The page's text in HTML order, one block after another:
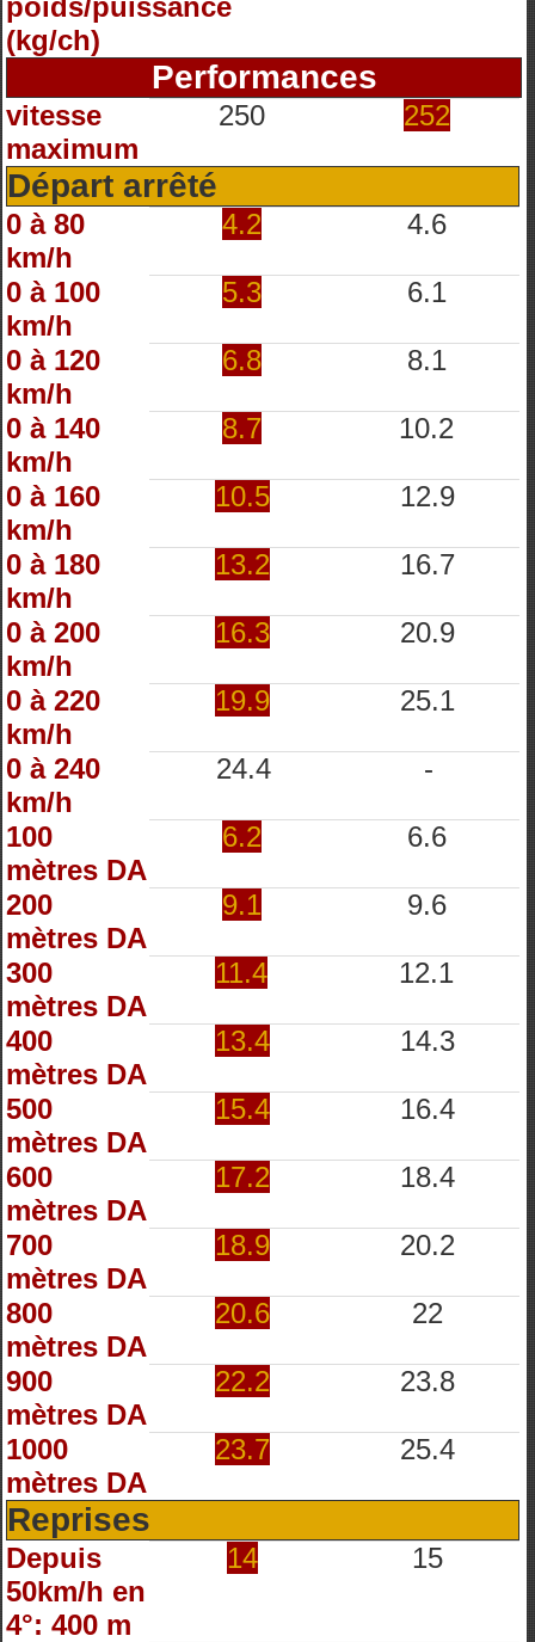
poids/puissance
(kg/ch)
Performances
vitesse
maximum
250 252
Départ arrêté
0 à 80
km/h
4.2 4.6
0 à 100
km/h
5.3 6.1
0 à 120
km/h
6.8 8.1
0 à 140
km/h
8.7 10.2
0 à 160
km/h
10.5 12.9
0 à 180
km/h
13.2 16.7
0 à 200
km/h
16.3 20.9
0 à 220
km/h
19.9 25.1
0 à 240
km/h
24.4 -
100
mètres DA
6.2 6.6
200
mètres DA
9.1 9.6
300
mètres DA
11.4 12.1
400
mètres DA
13.4 14.3
500
mètres DA
15.4 16.4
600
mètres DA
17.2 18.4
700
mètres DA
18.9 20.2
800
mètres DA
20.6 22
900
mètres DA
22.2 23.8
1000
mètres DA
23.7 25.4
Reprises
Depuis
50km/h en
4°: 400 m
14 15